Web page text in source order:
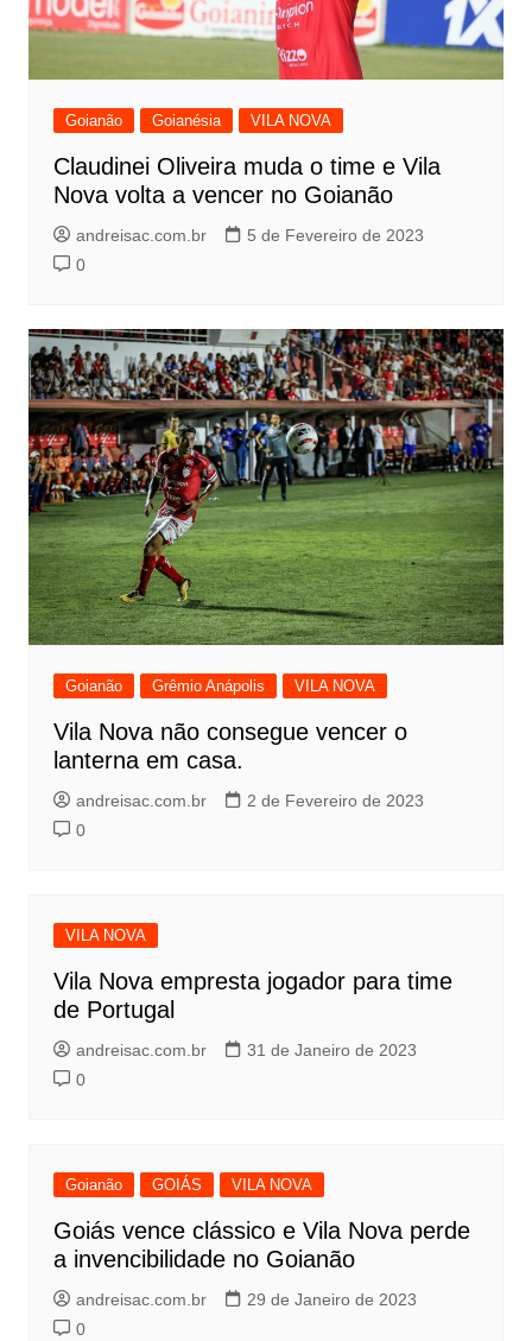
Goianão Goianésia VILA NOVA
Claudinei Oliveira muda o time e Vila
Nova volta a vencer no Goianão
andreisac.com.br
5 de Fevereiro de 2023
0
Goianão Grêmio Anápolis VILA NOVA
Vila Nova não consegue vencer o
lanterna em casa.
andreisac.com.br
2 de Fevereiro de 2023
0
VILA NOVA
Vila Nova empresta jogador para time
de Portugal
andreisac.com.br
31 de Janeiro de 2023
0
Goianão GOIÁS VILA NOVA
Goiás vence clássico e Vila Nova perde
a invencibilidade no Goianão
andreisac.com.br
29 de Janeiro de 2023
0